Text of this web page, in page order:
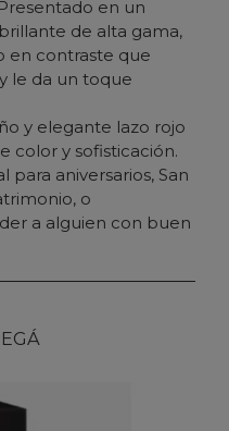
Presentado en un
de alta gama,
en contraste que
le da un toque
y elegante lazo rojo
color y sofisticación.
para aniversarios, San
o
a alguien con buen